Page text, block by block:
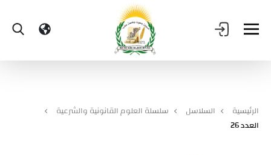
الرئيسية السلاسل
سلسلة العلوم القانونية والشرعية
العدد 26